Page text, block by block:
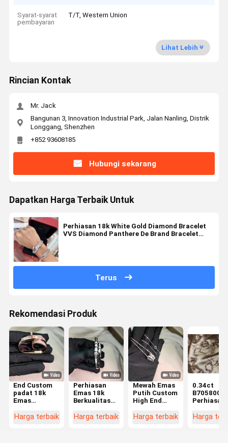
Syarat-syarat
pembayaran
T/T, Western Union
Lihat Lebih
Rincian Kontak
Mr. Jack
Bangunan 3, Innovation Industrial Park, Jalan Nanling, Distrik
Longgang, Shenzhen
+852 93608185
Hubungi sekarang
Dapatkan Harga Terbaik Untuk
Perhiasan 18k White Gold Diamond Bracelet
VVS Diamond Panthere De Brand Bracelet
Terus
Rekomendasi Produk
End Custom
padat 18k
Emas
Cincin Berlian
Harga terbaik
Perhiasan
Emas 18k
Berkualitas
Putih
Harga terbaik
Mewah Emas
Putih Custom
High End
Custom Made
Harga terbaik
0.34ct
B7058000
Perhiasan
berlapis
Harga